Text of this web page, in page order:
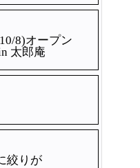
8)オープン
太郎庵
絞りが